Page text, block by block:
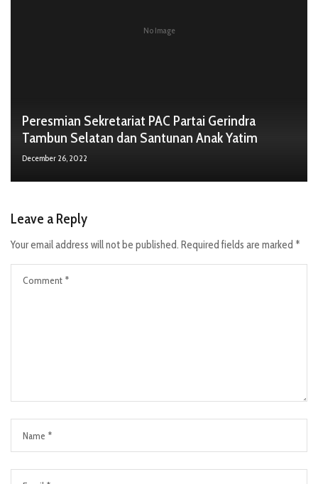
No Image
Peresmian Sekretariat PAC Partai Gerindra
Tambun Selatan dan Santunan Anak Yatim
December 26, 2022
Leave a Reply
Your email address will not be published. Required fields are marked *